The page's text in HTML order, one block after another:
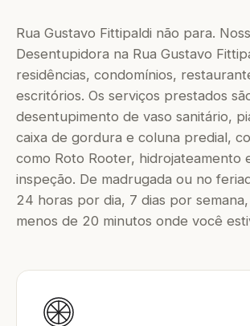
Rua Gustavo Fittipaldi não para.
Desentupidora na Rua Gustavo
residências, condomínios,
escritórios. Os serviços prestados
desentupimento de vaso sanitário,
caixa de gordura e coluna predial,
como Roto Rooter, hidrojateamento
inspeção. De madrugada ou no
24 horas por dia, 7 dias por
menos de 20 minutos onde você